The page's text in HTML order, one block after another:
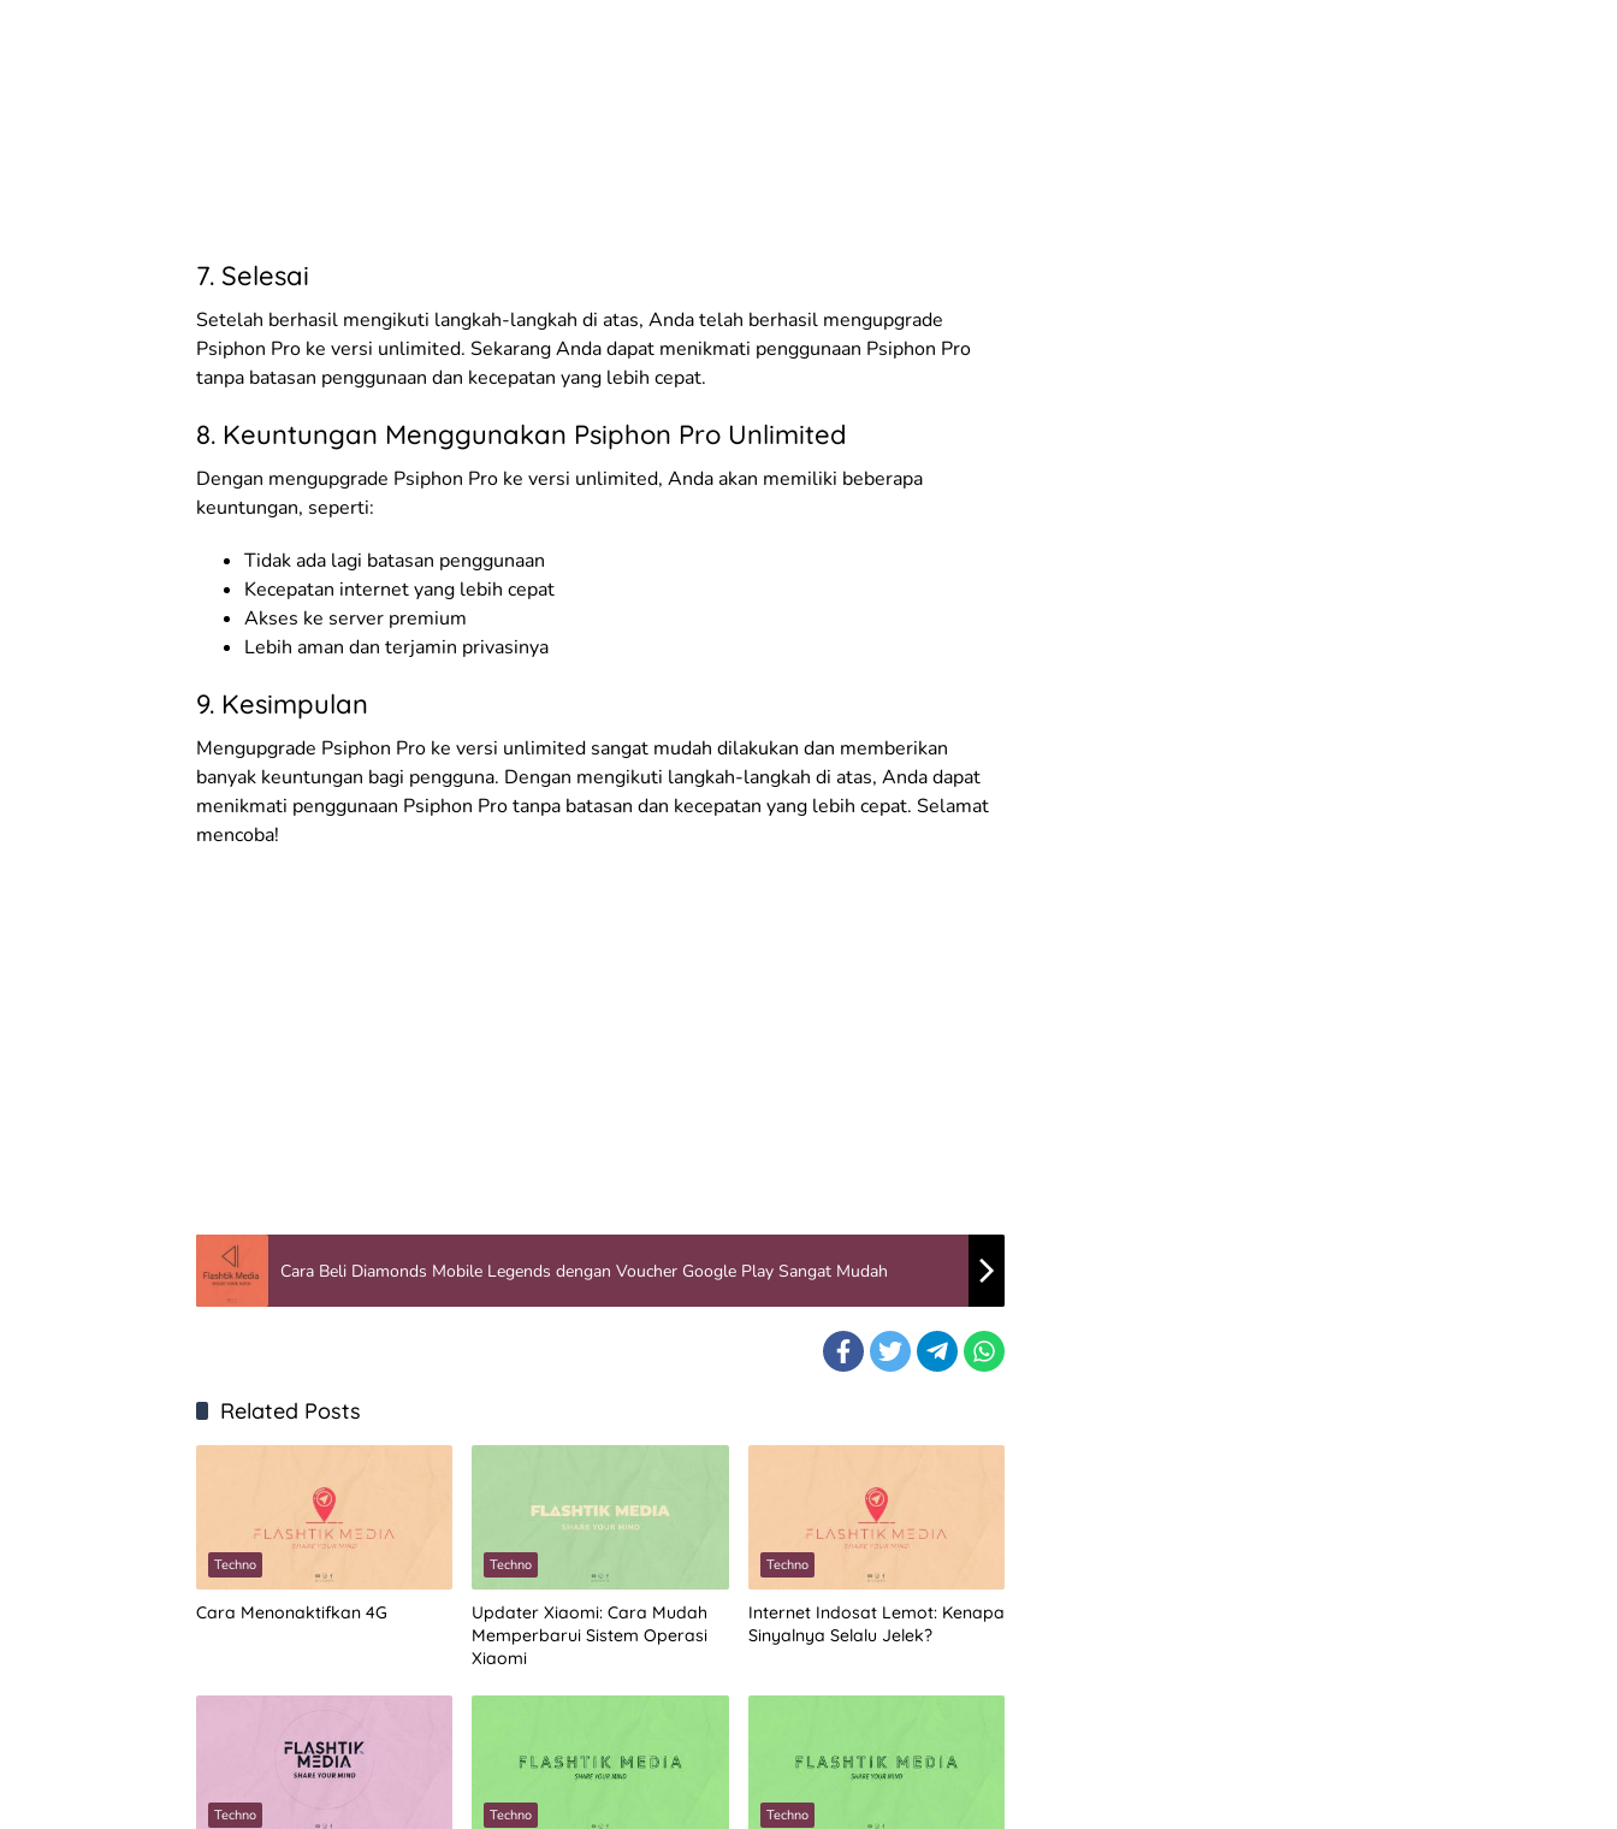
7. Selesai
Setelah berhasil mengikuti langkah-langkah di atas, Anda telah berhasil mengupgrade
Psiphon Pro ke versi unlimited. Sekarang Anda dapat menikmati penggunaan Psiphon Pro
tanpa batasan penggunaan dan kecepatan yang lebih cepat.
8. Keuntungan Menggunakan Psiphon Pro Unlimited
Dengan mengupgrade Psiphon Pro ke versi unlimited, Anda akan memiliki beberapa
keuntungan, seperti:
Tidak ada lagi batasan penggunaan
Kecepatan internet yang lebih cepat
Akses ke server premium
Lebih aman dan terjamin privasinya
9. Kesimpulan
Mengupgrade Psiphon Pro ke versi unlimited sangat mudah dilakukan dan memberikan
banyak keuntungan bagi pengguna. Dengan mengikuti langkah-langkah di atas, Anda dapat
menikmati penggunaan Psiphon Pro tanpa batasan dan kecepatan yang lebih cepat. Selamat
mencoba!
Cara Beli Diamonds Mobile Legends dengan Voucher Google Play Sangat Mudah
Related Posts
Techno
Cara Menonaktifkan 4G
Techno
Updater Xiaomi: Cara Mudah
Memperbarui Sistem Operasi
Xiaomi
Techno
Internet Indosat Lemot: Kenapa
Sinyalnya Selalu Jelek?
Techno Techno Techno